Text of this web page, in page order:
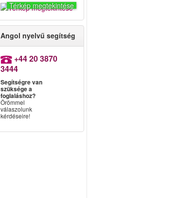
Térkép megtekintése
Angol nyelvű segítség
+44 20 3870
3444
Segítségre van
szüksége a
foglaláshoz?
Örömmel
válaszolunk
kérdéseire!